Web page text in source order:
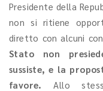
Presidente della
non si ritiene
diretto con alcuni
Stato non
sussiste, e la
favore. Allo